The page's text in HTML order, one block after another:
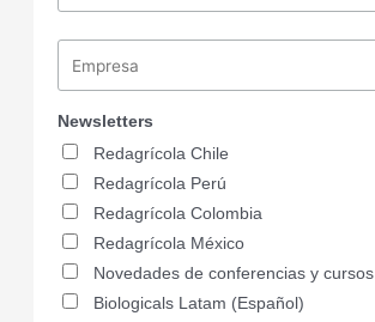
Newsletters
Redagrícola Chile
Redagrícola Perú
Redagrícola Colombia
Redagrícola México
Novedades de conferencias y cursos
Biologicals Latam (Español)